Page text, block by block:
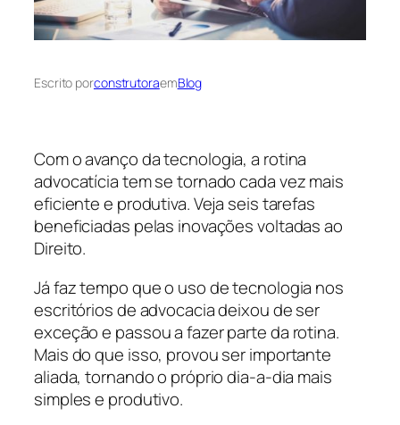
Escrito porconstrutoraemBlog
Com o avanço da tecnologia, a rotina
advocatícia tem se tornado cada vez mais
eficiente e produtiva. Veja seis tarefas
beneficiadas pelas inovações voltadas ao
Direito.
Já faz tempo que o uso de tecnologia nos
escritórios de advocacia deixou de ser
exceção e passou a fazer parte da rotina.
Mais do que isso, provou ser importante
aliada, tornando o próprio dia-a-dia mais
simples e produtivo.